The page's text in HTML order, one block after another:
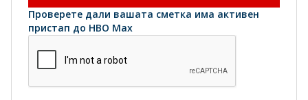
Проверете дали вашата сметка има активен
пристап до HBO Max